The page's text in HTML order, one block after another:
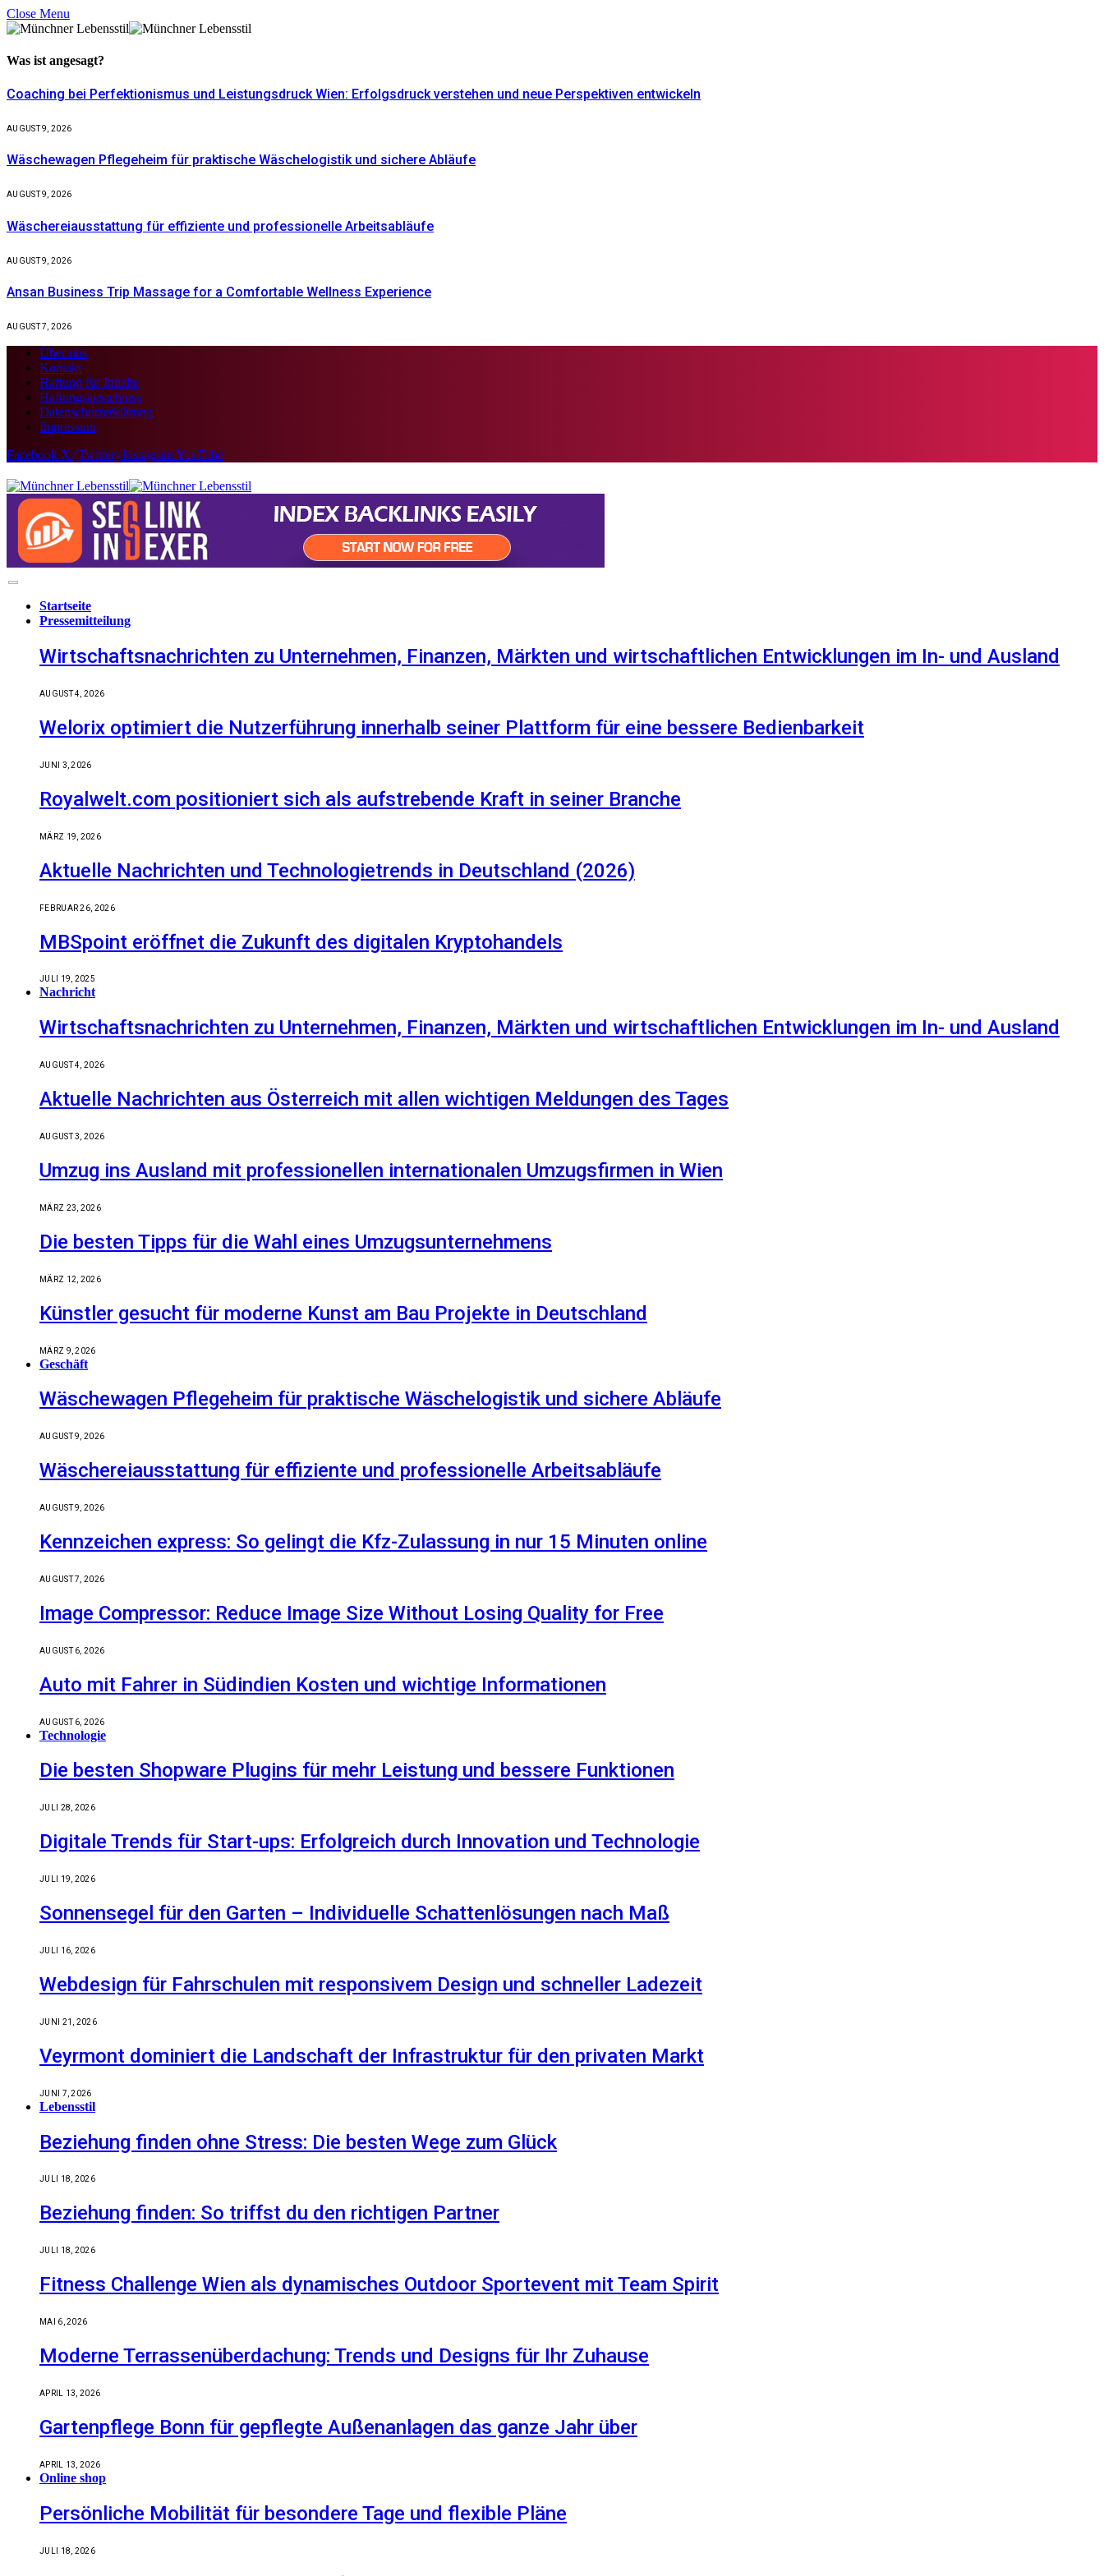
Close Menu
Was ist angesagt?
Coaching bei Perfektionismus und Leistungsdruck Wien: Erfolgsdruck verstehen und neue Perspektiven entwickeln
AUGUST 9, 2026
Wäschewagen Pflegeheim für praktische Wäschelogistik und sichere Abläufe
AUGUST 9, 2026
Wäschereiausstattung für effiziente und professionelle Arbeitsabläufe
AUGUST 9, 2026
Ansan Business Trip Massage for a Comfortable Wellness Experience
AUGUST 7, 2026
Über uns
Kontakt
Haftung für Inhalte
Haftungsausschluss
Datenschutzerklärung
Impressum
Facebook X (Twitter) InstagramYouTube
Startseite
Pressemitteilung
Wirtschaftsnachrichten zu Unternehmen, Finanzen, Märkten und wirtschaftlichen Entwicklungen im In- und Ausland
AUGUST 4, 2026
Welorix optimiert die Nutzerführung innerhalb seiner Plattform für eine bessere Bedienbarkeit
JUNI 3, 2026
Royalwelt.com positioniert sich als aufstrebende Kraft in seiner Branche
MÄRZ 19, 2026
Aktuelle Nachrichten und Technologietrends in Deutschland (2026)
FEBRUAR 26, 2026
MBSpoint eröffnet die Zukunft des digitalen Kryptohandels
JULI 19, 2025
Nachricht
Wirtschaftsnachrichten zu Unternehmen, Finanzen, Märkten und wirtschaftlichen Entwicklungen im In- und Ausland
AUGUST 4, 2026
Aktuelle Nachrichten aus Österreich mit allen wichtigen Meldungen des Tages
AUGUST 3, 2026
Umzug ins Ausland mit professionellen internationalen Umzugsfirmen in Wien
MÄRZ 23, 2026
Die besten Tipps für die Wahl eines Umzugsunternehmens
MÄRZ 12, 2026
Künstler gesucht für moderne Kunst am Bau Projekte in Deutschland
MÄRZ 9, 2026
Geschäft
Wäschewagen Pflegeheim für praktische Wäschelogistik und sichere Abläufe
AUGUST 9, 2026
Wäschereiausstattung für effiziente und professionelle Arbeitsabläufe
AUGUST 9, 2026
Kennzeichen express: So gelingt die Kfz-Zulassung in nur 15 Minuten online
AUGUST 7, 2026
Image Compressor: Reduce Image Size Without Losing Quality for Free
AUGUST 6, 2026
Auto mit Fahrer in Südindien Kosten und wichtige Informationen
AUGUST 6, 2026
Technologie
Die besten Shopware Plugins für mehr Leistung und bessere Funktionen
JULI 28, 2026
Digitale Trends für Start-ups: Erfolgreich durch Innovation und Technologie
JULI 19, 2026
Sonnensegel für den Garten – Individuelle Schattenlösungen nach Maß
JULI 16, 2026
Webdesign für Fahrschulen mit responsivem Design und schneller Ladezeit
JUNI 21, 2026
Veyrmont dominiert die Landschaft der Infrastruktur für den privaten Markt
JUNI 7, 2026
Lebensstil
Beziehung finden ohne Stress: Die besten Wege zum Glück
JULI 18, 2026
Beziehung finden: So triffst du den richtigen Partner
JULI 18, 2026
Fitness Challenge Wien als dynamisches Outdoor Sportevent mit Team Spirit
MAI 6, 2026
Moderne Terrassenüberdachung: Trends und Designs für Ihr Zuhause
APRIL 13, 2026
Gartenpflege Bonn für gepflegte Außenanlagen das ganze Jahr über
APRIL 13, 2026
Online shop
Persönliche Mobilität für besondere Tage und flexible Pläne
JULI 18, 2026